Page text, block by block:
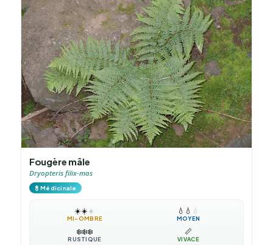
Fougère mâle
Dryopteris filix-mas
💊Médicinale
☀️☀️☀️
MI-OMBRE
💧 💧 💧
MOYEN
❄️❄️❄️
RUSTIQUE
📏
VIVACE